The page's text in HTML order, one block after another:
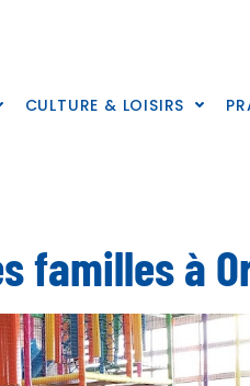
CULTURE & LOISIRS
familles à